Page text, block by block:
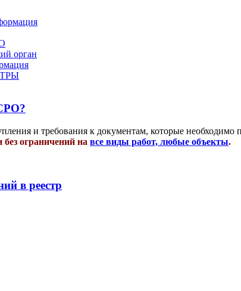
орган
и требования к документам, которые необходимо
ограничений на все виды работ, любые объекты.
в реестр